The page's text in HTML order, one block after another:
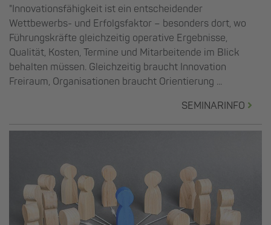
"Innovationsfähigkeit ist ein entscheidender
Wettbewerbs- und Erfolgsfaktor – besonders dort, wo
Führungskräfte gleichzeitig operative Ergebnisse,
Qualität, Kosten, Termine und Mitarbeitende im Blick
behalten müssen. Gleichzeitig braucht Innovation
Freiraum, Organisationen braucht Orientierung ...
SEMINARINFO